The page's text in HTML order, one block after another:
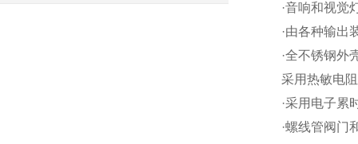
·音响和视觉
·由各种输出
·全不锈钢外
采用热敏电
·采用电子累
·螺线管阀门